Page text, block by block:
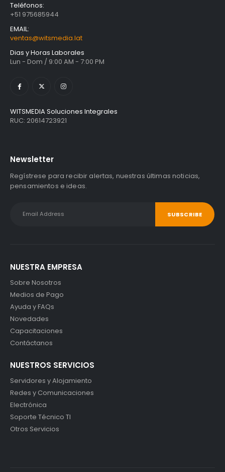
Teléfonos:
+51 975685944
EMAIL:
ventas@witsmedia.lat
Dias y Horas Laborales
Lun - Dom / 9:00 AM - 7:00 PM
WITSMEDIA Soluciones Integrales
RUC: 20614723921
Newsletter
Regístrese para recibir alertas, nuestras últimas noticias,
pensamientos e ideas.
NUESTRA EMPRESA
Sobre Nosotros
Medios de Pago
Ayuda y FAQs
Novedades
Capacitaciones
Contáctanos
NUESTROS SERVICIOS
Servidores y Alojamiento
Redes y Comunicaciones
Electrónica
Soporte Técnico TI
Otros Servicios